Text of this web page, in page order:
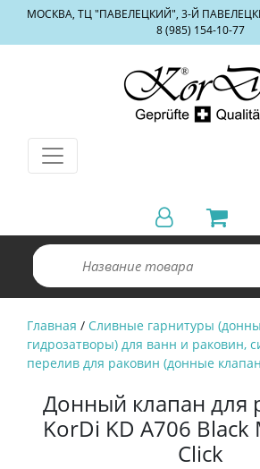
МОСКВА, ТЦ "ПАВЕЛЕЦКИЙ", 3-Й
8 (985) 154-10-77
Главная / Сливные гарнитуры
гидрозатворы) для ванн и раковин,
перелив для раковин (донные
Донный клапан для
KorDi KD A706 Black
Click